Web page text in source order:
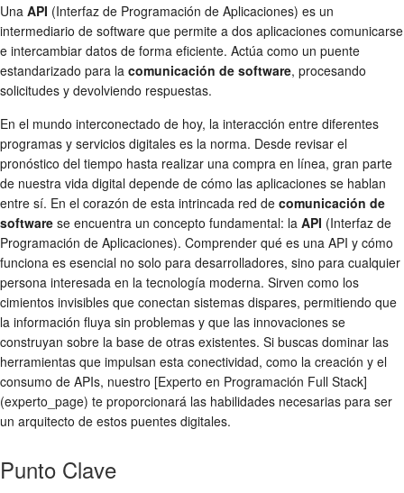
Una API (Interfaz de Programación de Aplicaciones) es un
intermediario de software que permite a dos aplicaciones comunicarse
e intercambiar datos de forma eficiente. Actúa como un puente
estandarizado para la comunicación de software, procesando
solicitudes y devolviendo respuestas.
En el mundo interconectado de hoy, la interacción entre diferentes
programas y servicios digitales es la norma. Desde revisar el
pronóstico del tiempo hasta realizar una compra en línea, gran parte
de nuestra vida digital depende de cómo las aplicaciones se hablan
entre sí. En el corazón de esta intrincada red de comunicación de
software se encuentra un concepto fundamental: la API (Interfaz de
Programación de Aplicaciones). Comprender qué es una API y cómo
funciona es esencial no solo para desarrolladores, sino para cualquier
persona interesada en la tecnología moderna. Sirven como los
cimientos invisibles que conectan sistemas dispares, permitiendo que
la información fluya sin problemas y que las innovaciones se
construyan sobre la base de otras existentes. Si buscas dominar las
herramientas que impulsan esta conectividad, como la creación y el
consumo de APIs, nuestro [Experto en Programación Full Stack]
(experto_page) te proporcionará las habilidades necesarias para ser
un arquitecto de estos puentes digitales.
Punto Clave